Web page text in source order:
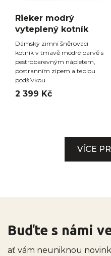
Rieker modrý
vyteplený kotník
Dámský zimní šněrovací
kotník v tmavě modré barvě s
pestrobarevným nápletem,
postranním zipem a teplou
podšívkou.
2 399 Kč
VÍCE
Buďte s námi
ať vám neuniknou